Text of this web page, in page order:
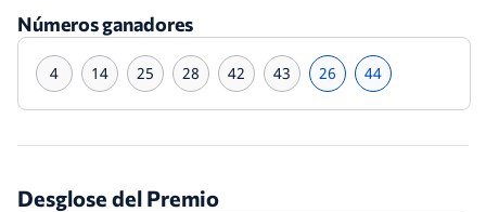
Números ganadores
4 14 25 28 42 43 26 44
Desglose del Premio